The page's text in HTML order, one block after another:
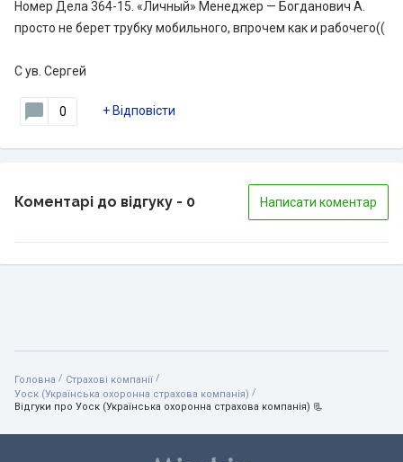
Номер Дела 364-15. «Личный» Менеджер — Богданович А.
просто не берет трубку мобильного, впрочем как и рабочего((
С ув. Сергей
0 + Відповісти
Коментарі до відгуку - 0 Написати коментар
Головна / Страхові компанії /
Уоск (Українська охоронна страхова компанія) /
Відгуки про Уоск (Українська охоронна страхова компанія) 📃